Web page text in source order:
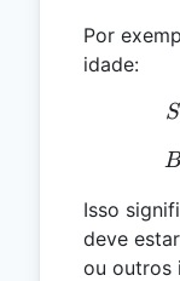
Por
idade:
S
B
Isso
deve
ou outros